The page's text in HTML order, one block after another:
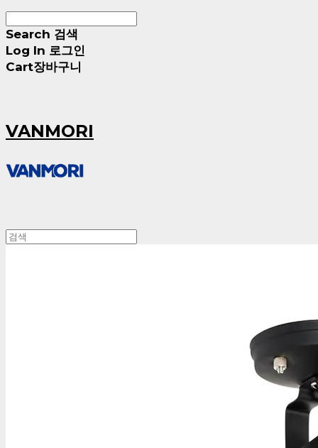
Search 검색
Log In 로그인
Cart장바구니
VANMORI